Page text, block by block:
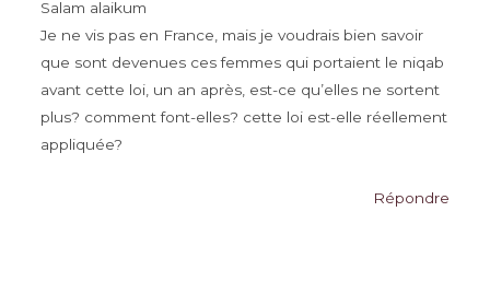
Salam alaikum
Je ne vis pas en France, mais je voudrais bien savoir
que sont devenues ces femmes qui portaient le niqab
avant cette loi, un an après, est-ce qu’elles ne sortent
plus? comment font-elles? cette loi est-elle réellement
appliquée?
Répondre